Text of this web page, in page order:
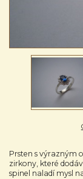
Prsten s výrazným
zirkony, které
spinel naladí mysl